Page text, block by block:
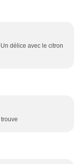
délice avec le citron